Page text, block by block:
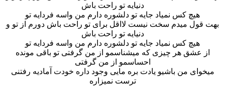
دنیایه تو راحت باش
هیچ کس نمیاد جایه تو دلشوره دارم من واسه فردایه تو
بهت قول میدم سخت نیست لااقل برای تو راحت باش دورم از تو و
دنیایه تو راحت باش
هیچ کس نمیاد جایه تو دلشوره دارم من واسه فردایه تو
از عشق هر چیزی که میشناسمو از من گرفتی تو باقی مونده
احساسمو از من گرفتی
میخوای من باشیو یادت بره مایی وجود داره خودت آمادیه رفتنی
ترست نمیزاره